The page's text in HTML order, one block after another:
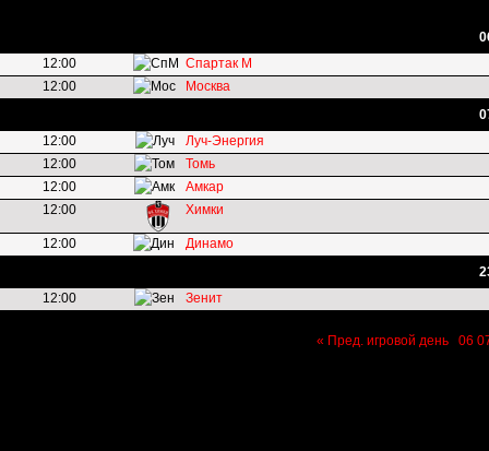
12:00
Спартак М
12:00
Москва
12:00
Луч-Энергия
12:00
Томь
12:00
Амкар
12:00
Химки
12:00
Динамо
12:00
Зенит
« Пред. игровой день 06